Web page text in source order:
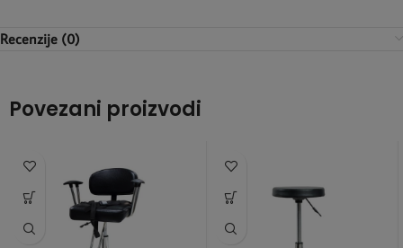
Recenzije (0)
Povezani proizvodi